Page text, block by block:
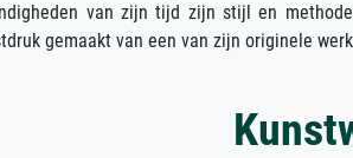
van zijn tijd zijn stijl en
gemaakt van een van zijn originele